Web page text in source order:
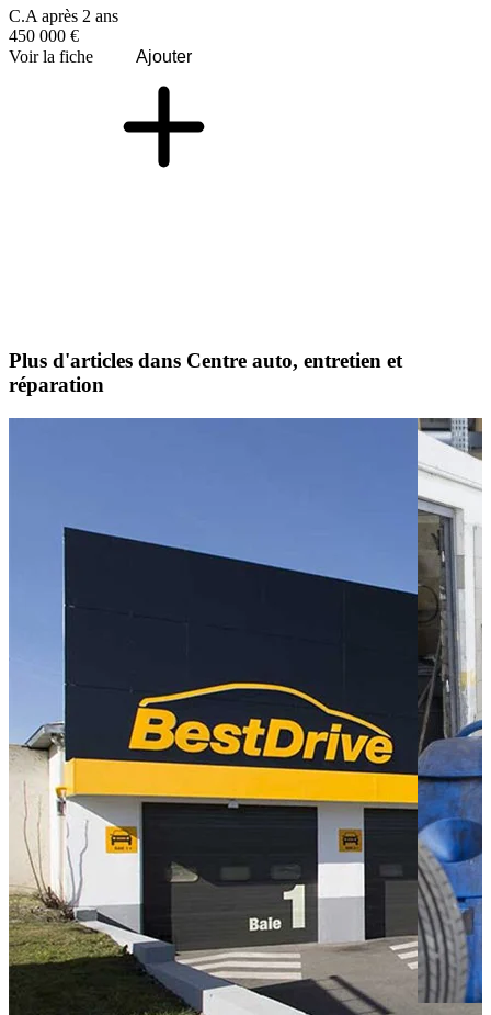
C.A après 2 ans
450 000 €
Voir la fiche
Ajouter
Plus d'articles dans Centre auto, entretien et
réparation